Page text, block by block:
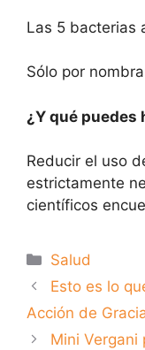
Las 5 bacterias
Sólo por
¿Y qué puedes
Reducir el uso
estrictamente
científicos
Categorías
Salud
Esto es lo
Acción de
Mini